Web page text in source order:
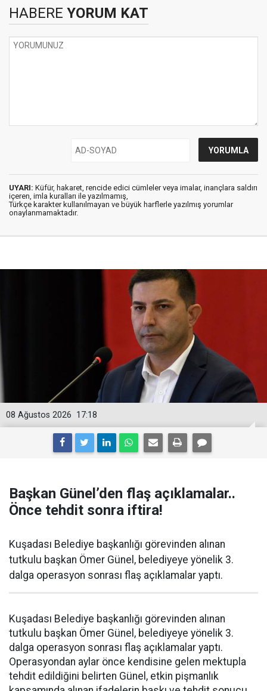
HABERE YORUM KAT
UYARI: Küfür, hakaret, rencide edici cümleler veya imalar, inançlara saldırı
içeren, imla kuralları ile yazılmamış,
Türkçe karakter kullanılmayan ve büyük harflerle yazılmış yorumlar
onaylanmamaktadır.
17:18
08 Ağustos 2026
Başkan Günel’den flaş açıklamalar..
Önce tehdit sonra iftira!
Kuşadası Belediye başkanlığı görevinden alınan
tutkulu başkan Ömer Günel, belediyeye yönelik 3.
dalga operasyon sonrası flaş açıklamalar yaptı.
Kuşadası Belediye başkanlığı görevinden alınan
tutkulu başkan Ömer Günel, belediyeye yönelik 3.
dalga operasyon sonrası flaş açıklamalar yaptı.
Operasyondan aylar önce kendisine gelen mektupla
tehdit edildiğini belirten Günel, etkin pişmanlık